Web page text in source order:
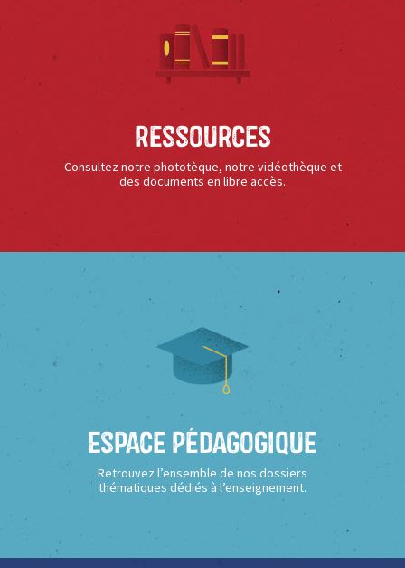
Ressources
Consultez notre phototèque, notre vidéothèque et
des documents en libre accès.
Espace Pédagogique
Retrouvez l’ensemble de nos dossiers
thématiques dédiés à l’enseignement.